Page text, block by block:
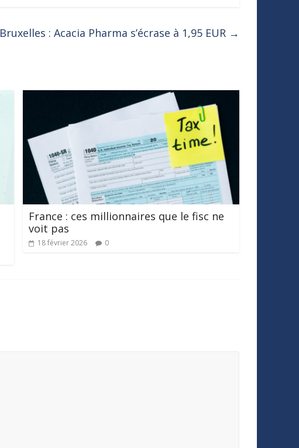
Bruxelles : Acacia Pharma s’écrase à 1,95 EUR →
France : ces millionnaires que le fisc ne
voit pas
18 février 2026 0